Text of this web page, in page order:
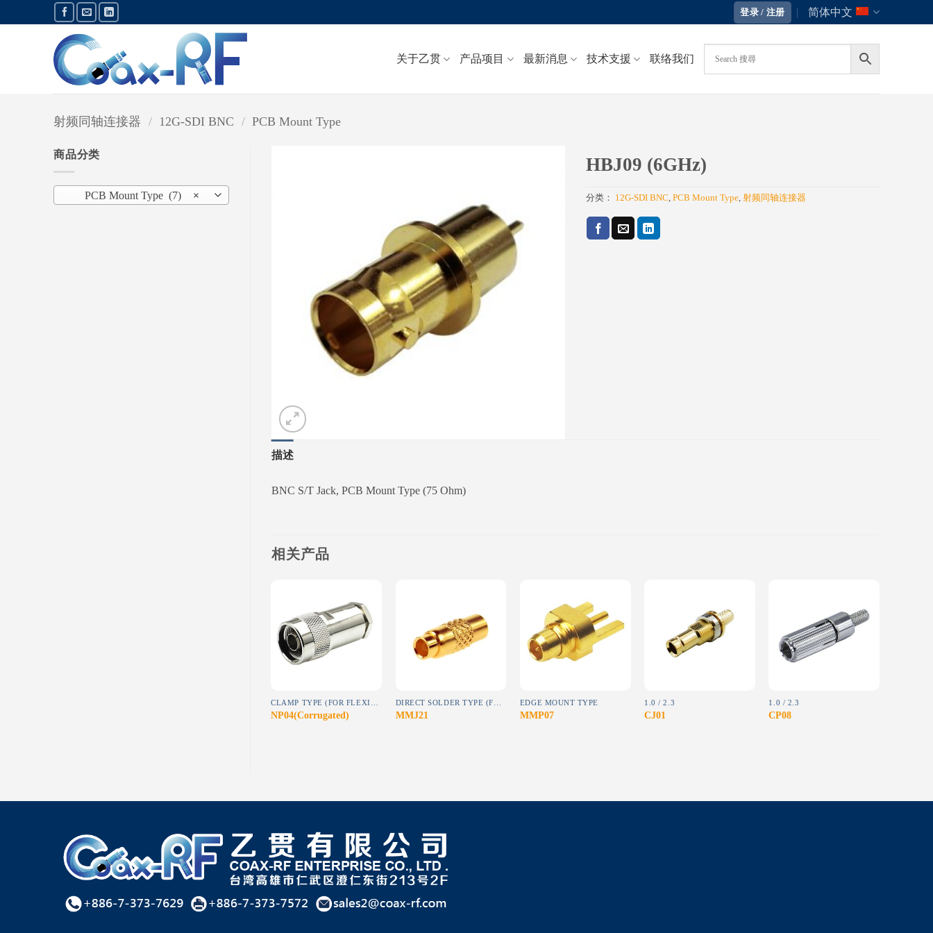
到
登录 / 注册 简体中文
关于乙贯 产品项目 最新消息 技术支援 联络我们
射频同轴连接器 / 12G-SDI BNC / PCB Mount Type
商品分类
×
PCB Mount Type (7)
HBJ09 (6GHz)
分类： 12G-SDI BNC PCB Mount Type, 射频同轴连接器
描述
BNC S/T Jack, PCB Mount Type (75 Ohm)
相关产品
Add to
wishlist
NP04(Corrugated)
Add to
wishlist
MMJ21
Add to
wishlist
EDGE MOUNT TYPE
MMP07
Add to
wishlist
1.0 / 2.3
CJ01
Add to
wishlist
1.0 / 2.3
CP08